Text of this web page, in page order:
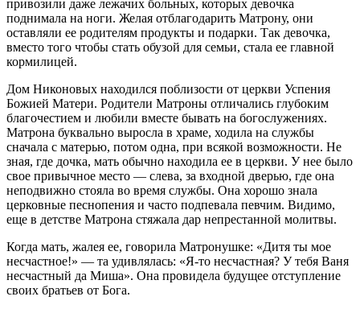
привозили даже лежачих больных, которых девочка
поднимала на ноги. Желая отблагодарить Матрону, они
оставляли ее родителям продукты и подарки. Так девочка,
вместо того чтобы стать обузой для семьи, стала ее главной
кормилицей.
Дом Никоновых находился поблизости от церкви Успения
Божией Матери. Родители Матроны отличались глубоким
благочестием и любили вместе бывать на богослужениях.
Матрона буквально выросла в храме, ходила на службы
сначала с матерью, потом одна, при всякой возможности. Не
зная, где дочка, мать обычно находила ее в церкви. У нее было
свое привычное место — слева, за входной дверью, где она
неподвижно стояла во время службы. Она хорошо знала
церковные песнопения и часто подпевала певчим. Видимо,
еще в детстве Матрона стяжала дар непрестанной молитвы.
Когда мать, жалея ее, говорила Матронушке: «Дитя ты мое
несчастное!» — та удивлялась: «Я-то несчастная? У тебя Ваня
несчастный да Миша». Она провидела будущее отступление
своих братьев от Бога.